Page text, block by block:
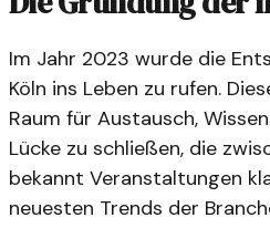
Im Jahr 2023 wurde die
Köln ins Leben zu rufen.
Raum für Austausch,
Lücke zu schließen, die
bekannt Veranstaltungen
neuesten Trends der